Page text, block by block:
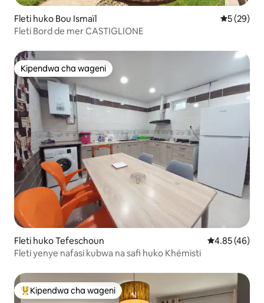
Fleti huko Bou Ismaïl Ukadiriaji
5 (29)
Fleti Bord de mer CASTIGLIONE
Kipendwa cha wageni
Kipendwa cha wageni
Fleti huko Tefeschoun Ukadiriaji wa
4.85 (46)
Fleti yenye nafasi kubwa na safi huko Khémisti
Kipendwa maarufu cha wageni
Kipendwa cha wageni